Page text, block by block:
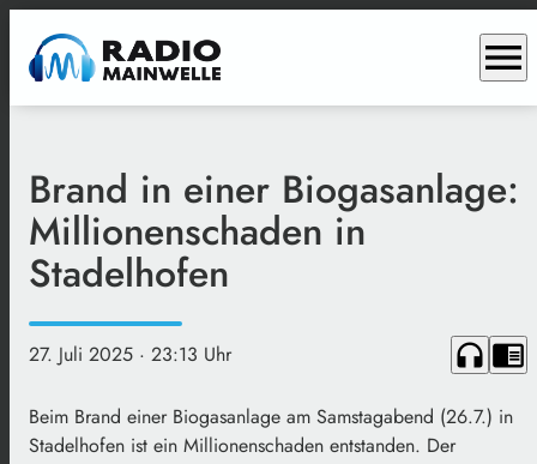
menu
Brand in einer Biogasanlage:
Millionenschaden in
Stadelhofen
27. Juli 2025 · 23:13 Uhr headphones chrome_reader_mode
Beim Brand einer Biogasanlage am Samstagabend (26.7.) in
Stadelhofen ist ein Millionenschaden entstanden. Der